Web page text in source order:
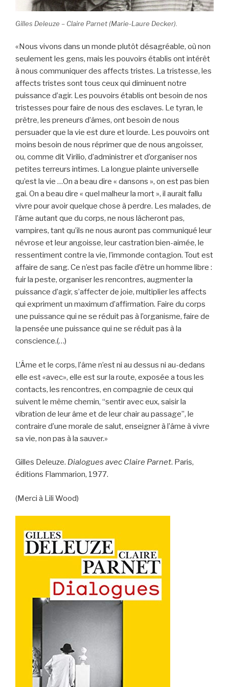
Gilles Deleuze – Claire Parnet (Marie-Laure Decker).
«Nous vivons dans un monde plutôt désagréable, où non
seulement les gens, mais les pouvoirs établis ont intérêt
à nous communiquer des affects tristes. La tristesse, les
affects tristes sont tous ceux qui diminuent notre
puissance d’agir. Les pouvoirs établis ont besoin de nos
tristesses pour faire de nous des esclaves. Le tyran, le
prêtre, les preneurs d’âmes, ont besoin de nous
persuader que la vie est dure et lourde. Les pouvoirs ont
moins besoin de nous réprimer que de nous angoisser,
ou, comme dit Virilio, d’administrer et d’organiser nos
petites terreurs intimes. La longue plainte universelle
qu’est la vie …On a beau dire « dansons », on est pas bien
gai. On a beau dire « quel malheur la mort », il aurait fallu
vivre pour avoir quelque chose à perdre. Les malades, de
l’âme autant que du corps, ne nous lâcheront pas,
vampires, tant qu’ils ne nous auront pas communiqué leur
névrose et leur angoisse, leur castration bien-aimée, le
ressentiment contre la vie, l’immonde contagion. Tout est
affaire de sang. Ce n’est pas facile d’être un homme libre :
fuir la peste, organiser les rencontres, augmenter la
puissance d’agir, s’affecter de joie, multiplier les affects
qui expriment un maximum d’affirmation. Faire du corps
une puissance qui ne se réduit pas à l’organisme, faire de
la pensée une puissance qui ne se réduit pas à la
conscience.(…)
L’Âme et le corps, l’âme n’est ni au dessus ni au-dedans
elle est «avec», elle est sur la route, exposée a tous les
contacts, les rencontres, en compagnie de ceux qui
suivent le même chemin, “sentir avec eux, saisir la
vibration de leur âme et de leur chair au passage”, le
contraire d’une morale de salut, enseigner à l’âme à vivre
sa vie, non pas à la sauver.»
Gilles Deleuze. Dialogues avec Claire Parnet. Paris,
éditions Flammarion, 1977.
(Merci à Lili Wood)